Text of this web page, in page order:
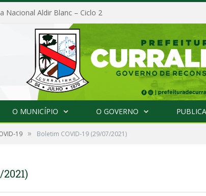
Nacional Aldir Blanc – Ciclo 2
O MUNICÍPIO O GOVERNO
19 » Boletim COVID-19 (29/07/2021)